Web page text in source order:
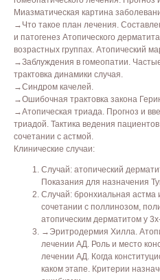
Миазматическая картина
→Что такое план лечения.
и патогенез Атопического
возрастных группах. Атопический
→Заблуждения в гомеопатии.
трактовка динамики случая.
→Синдром качелей.
→Ошибочная трактовка закона
→Атопическая триада. Прогноз и
триадой. Тактика ведения
сочетании с астмой.
Клинические случаи:
Случай: атопический
Показания для назначения
Случай: бронхиальная
сочетании с поллинозом,
атопическим дерматитом у
→Эритродермия Хилла.
лечении АД. Роль и место
лечении АД. Когда
каком этапе. Критерии